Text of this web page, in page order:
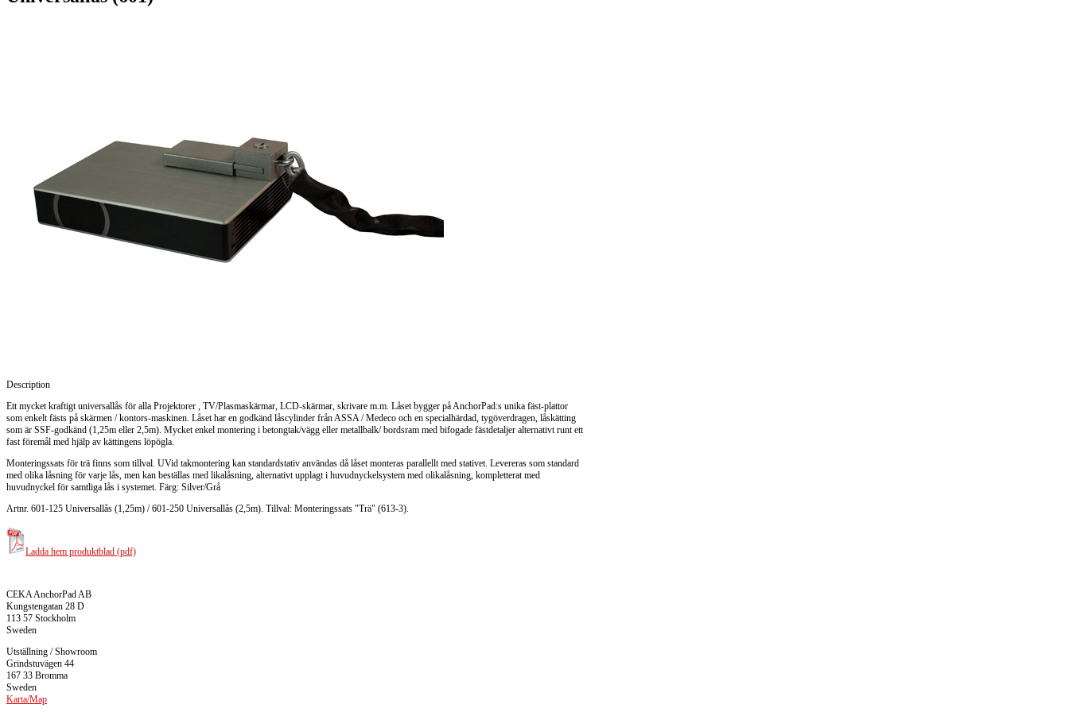
Description
Ett mycket kraftigt universallås för alla Projektorer , TV/Plasmaskärmar, LCD-skärmar, skrivare m.m. Låset bygger på AnchorPad:s unika fäst-plattor
som enkelt fästs på skärmen / kontors-maskinen. Låset har en godkänd låscylinder från ASSA / Medeco och en specialhärdad, tygöverdragen, låskätting
som är SSF-godkänd (1,25m eller 2,5m). Mycket enkel montering i betongtak/vägg eller metallbalk/ bordsram med bifogade fästdetaljer alternativt runt ett
fast föremål med hjälp av kättingens löpögla.
Monteringssats för trä finns som tillval. UVid takmontering kan standardstativ användas då låset monteras parallellt med stativet. Levereras som standard
med olika låsning för varje lås, men kan beställas med likalåsning, alternativt upplagt i huvudnyckelsystem med olikalåsning, kompletterat med
huvudnyckel för samtliga lås i systemet. Färg: Silver/Grå
Artnr. 601-125 Universallås (1,25m) / 601-250 Universallås (2,5m). Tillval: Monteringssats "Trä" (613-3).
Ladda hem produktblad (pdf)
CEKA AnchorPad AB
Kungstengatan 28 D
113 57 Stockholm
Sweden
Utställning / Showroom
Grindstuvägen 44
167 33 Bromma
Sweden
Karta/Map